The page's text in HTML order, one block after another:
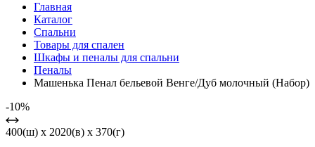
Главная
Каталог
Спальни
Товары для спален
Шкафы и пеналы для спальни
Пеналы
Машенька Пенал бельевой Венге/Дуб молочный (Набор)
-10%
400(ш) x 2020(в) x 370(г)